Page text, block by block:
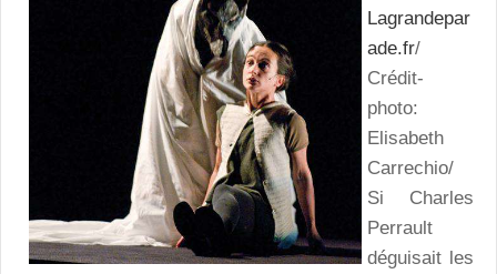
Lagrandepar
ade.fr/
Crédit-
photo:
Elisabeth
Carrechio/
Si Charles
Perrault
déguisait les